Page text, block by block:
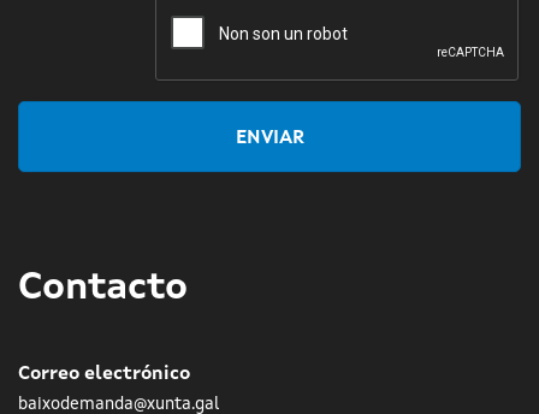
ENVIAR
Contacto
Correo electrónico
baixodemanda@xunta.gal